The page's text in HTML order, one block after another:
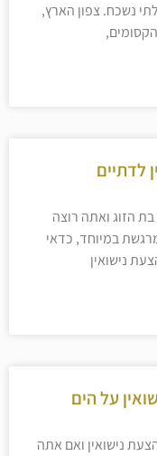
נשכח. צפון הארץ,
לדתיים
הזוג ואתה רוצה
במיוחד, כדאי
נישואין
על הים
נישואין ואם אתה